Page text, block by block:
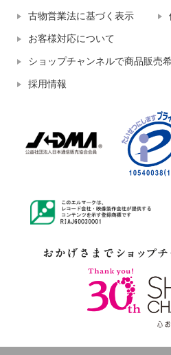
古物営業法に基づく表示
お客様対応について
ショップチャンネルで商品販売
採用情報